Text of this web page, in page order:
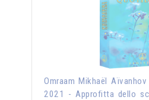
Omraam Mikhaël
2021 - Approfitta dello